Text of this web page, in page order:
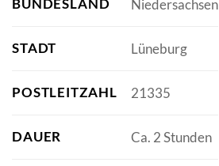
BUNDESLAND Niedersachsen
STADT Lüneburg
POSTLEITZAHL 21335
DAUER Ca. 2 Stunden